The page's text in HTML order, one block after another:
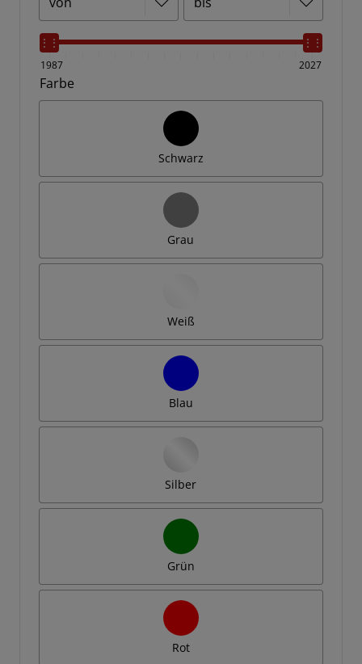
1987 2027
Farbe
Schwarz
Grau
Weiß
Blau
Silber
Grün
Rot